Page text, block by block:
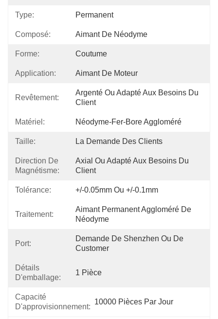
Type: Permanent
Composé: Aimant De Néodyme
Forme: Coutume
Application: Aimant De Moteur
Revêtement:
Argenté Ou Adapté Aux Besoins Du
Client
Matériel: Néodyme-Fer-Bore Aggloméré
Taille: La Demande Des Clients
Direction De
Magnétisme:
Axial Ou Adapté Aux Besoins Du
Client
Tolérance: +/-0.05mm Ou +/-0.1mm
Traitement:
Aimant Permanent Aggloméré De
Néodyme
Port:
Demande De Shenzhen Ou De
Customer
Détails
D'emballage:
1 Pièce
Capacité
D'approvisionnement:
10000 Pièces Par Jour